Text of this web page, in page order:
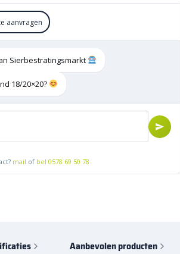
aanvragen
Sierbestratingsmarkt
18/20×20?
mail of bel 0578 69 50 78
Aanbevolen producten